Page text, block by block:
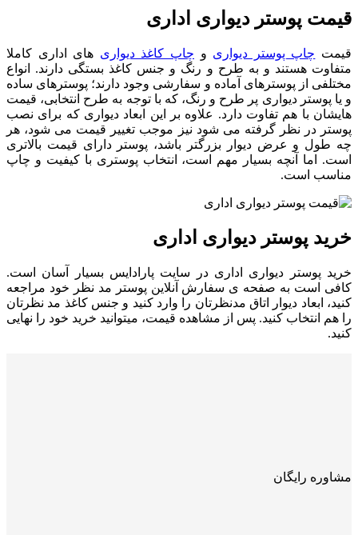
قیمت پوستر دیواری اداری
قیمت چاپ پوستر دیواری و چاپ کاغذ دیواری های اداری کاملا
متفاوت هستند و به طرح و رنگ و جنس کاغذ بستگی دارند. انواع
مختلفی از پوسترهای آماده و سفارشی وجود دارند؛ پوسترهای ساده
و یا پوستر دیواری پر طرح و رنگ، که با توجه به طرح انتخابی، قیمت
هایشان با هم تفاوت دارد. علاوه بر این ابعاد دیواری که برای نصب
پوستر در نظر گرفته می شود نیز موجب تغییر قیمت می شود، هر
چه طول و عرض دیوار بزرگتر باشد، پوستر دارای قیمت بالاتری
است. اما آنچه بسیار مهم است، انتخاب پوستری با کیفیت و چاپ
مناسب است.
خرید پوستر دیواری اداری
خرید پوستر دیواری اداری در سایت پارادایس بسیار آسان است.
کافی است به صفحه ی سفارش آنلاین پوستر مد نظر خود مراجعه
کنید، ابعاد دیوار اتاق مدنظرتان را وارد کنید و جنس کاغذ مد نظرتان
را هم انتخاب کنید. پس از مشاهده قیمت، میتوانید خرید خود را نهایی
کنید.
مشاوره رایگان